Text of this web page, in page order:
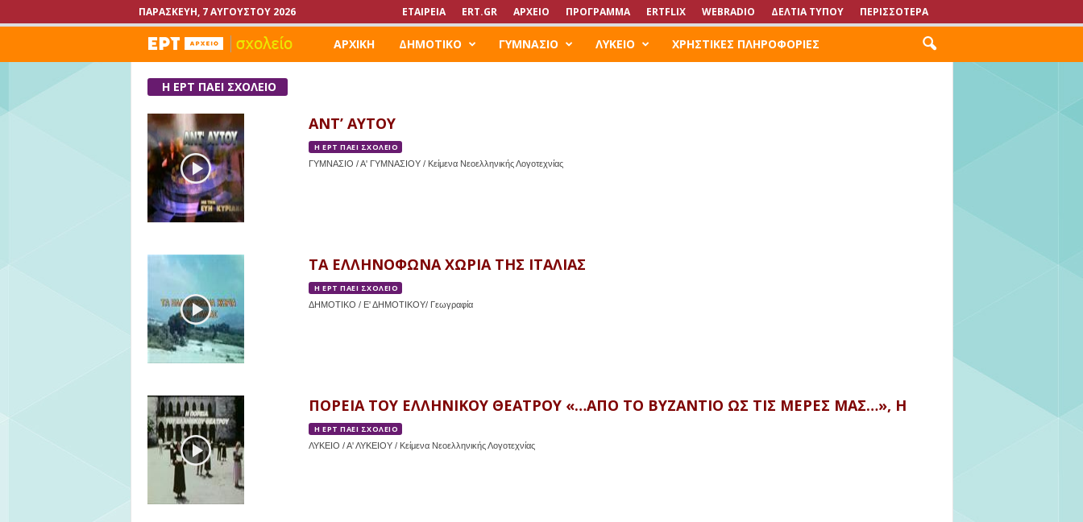
ΠΑΡΑΣΚΕΥΉ, 7 ΑΥΓΟΎΣΤΟΥ 2026 ΕΤΑΙΡΕΙΑ ERT.GR ΑΡΧΕΙΟ ΠΡΟΓΡΑΜΜΑ ERTFLIX WEBRADIO ΔΕΛΤΙΑ ΤΥΠΟΥ ΠΕΡΙΣΣΟΤΕΡΑ
ΑΡΧΙΚΗ ΔΗΜΟΤΙΚΟ ΓΥΜΝΑΣΙΟ ΛΥΚΕΙΟ ΧΡΗΣΤΙΚΕΣ ΠΛΗΡΟΦΟΡΙΕΣ
Η ΕΡΤ ΠΑΕΙ ΣΧΟΛΕΙΟ
ΑΝΤ’ ΑΥΤΟΥ
Η ΕΡΤ ΠΑΕΙ ΣΧΟΛΕΙΟ
ΓΥΜΝΑΣΙΟ / Α' ΓΥΜΝΑΣΙΟΥ / Κείμενα Νεοελληνικής Λογοτεχνίας
ΤΑ ΕΛΛΗΝΟΦΩΝΑ ΧΩΡΙΑ ΤΗΣ ΙΤΑΛΙΑΣ
Η ΕΡΤ ΠΑΕΙ ΣΧΟΛΕΙΟ
ΔΗΜΟΤΙΚΟ / Ε' ΔΗΜΟΤΙΚΟΥ/ Γεωγραφία
ΠΟΡΕΙΑ ΤΟΥ ΕΛΛΗΝΙΚΟΥ ΘΕΑΤΡΟΥ «…ΑΠΟ ΤΟ ΒΥΖΑΝΤΙΟ ΩΣ ΤΙΣ ΜΕΡΕΣ ΜΑΣ…», Η
Η ΕΡΤ ΠΑΕΙ ΣΧΟΛΕΙΟ
ΛΥΚΕΙΟ / Α' ΛΥΚΕΙΟΥ / Κείμενα Νεοελληνικής Λογοτεχνίας